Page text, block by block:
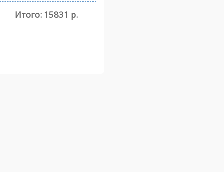
Итого: 15831 р.